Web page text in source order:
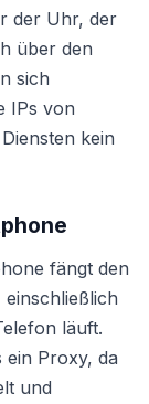
der Uhr, der
über den
sich
IPs von
kein
fängt den
läuft.
ein Proxy, da
und